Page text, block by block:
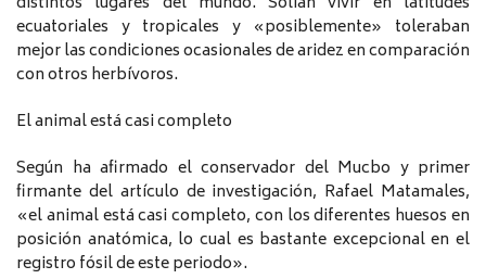
ecuatoriales y tropicales y «posiblemente» toleraban
mejor las condiciones ocasionales de aridez en comparación
con otros herbívoros.
El animal está casi completo
Según ha afirmado el conservador del Mucbo y primer
firmante del artículo de investigación, Rafael Matamales,
«el animal está casi completo, con los diferentes huesos en
posición anatómica, lo cual es bastante excepcional en el
registro fósil de este periodo».